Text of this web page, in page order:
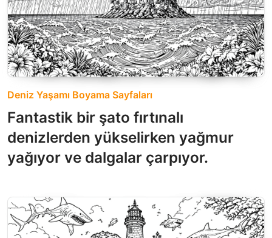
Deniz Yaşamı Boyama Sayfaları
Fantastik bir şato fırtınalı
denizlerden yükselirken yağmur
yağıyor ve dalgalar çarpıyor.